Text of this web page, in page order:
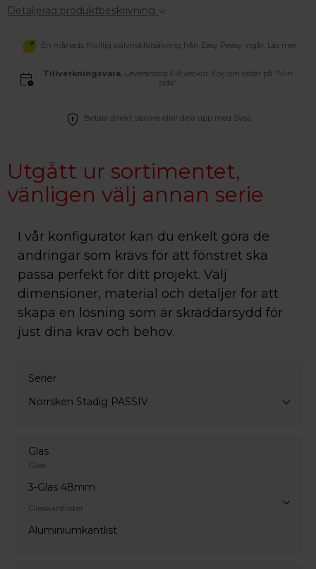
Detaljerad produktbeskrivning
En månads frivillig självriskförsäkring från Easy Peasy ingår. Läs mer
Tillverkningsvara. Leveranstid 6-8 veckor. Följ din order på "Min
sida".
Betala direkt, senare eller dela upp med Svea.
Utgått ur sortimentet,
vänligen välj annan serie
I vår konfigurator kan du enkelt göra de
ändringar som krävs för att fönstret ska
passa perfekt för ditt projekt. Välj
dimensioner, material och detaljer för att
skapa en lösning som är skräddarsydd för
just dina krav och behov.
Serier
Norrsken Stadig PASSIV
Glas
Glas
3-Glas 48mm
Glaskantlister
Aluminiumkantlist